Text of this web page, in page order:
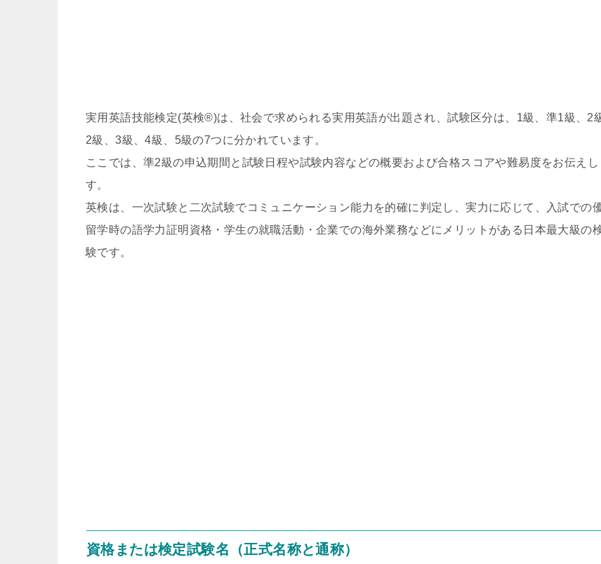
実用英語技能検定(英検®)は、社会で求められる実用英語が出題され、試験区分は、1級、準1級、2
2級、3級、4級、5級の7つに分かれています。
ここでは、準2級の申込期間と試験日程や試験内容などの概要および合格スコアや難易度をお伝えし
す。
英検は、一次試験と二次試験でコミュニケーション能力を的確に判定し、実力に応じて、入試での
留学時の語学力証明資格・学生の就職活動・企業での海外業務などにメリットがある日本最大級の
験です。
資格または検定試験名（正式名称と通称）